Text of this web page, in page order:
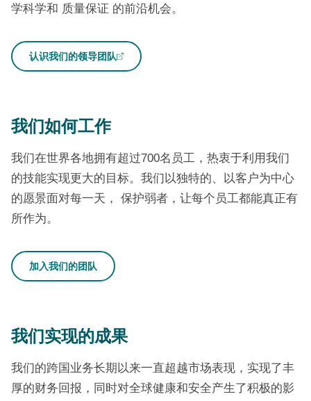
学科学和 质量保证 的前沿机会。
认识我们的领导团队
我们如何工作
我们在世界各地拥有超过700名员工，热衷于利用我们
的技能实现更大的目标。我们以独特的、以客户为中心
的愿景面对每一天， 保护弱者，让每个员工都能真正有
所作为。
加入我们的团队
我们实现的成果
我们的跨国业务长期以来一直超越市场表现，实现了丰
厚的财务回报，同时对全球健康和安全产生了积极的影